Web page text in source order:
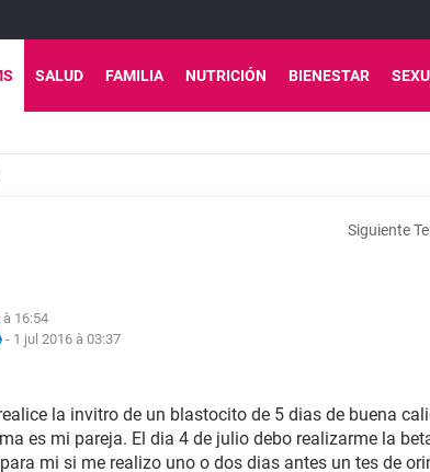
SALUD FAMILIA NUTRICIÓN BIENESTAR
Siguiente
à 16:54
- 1 jul 2016 à 03:37
la invitro de un blastocito de 5 dias de buena
es mi pareja. El dia 4 de julio debo realizarme la
mi si me realizo uno o dos dias antes un tes de